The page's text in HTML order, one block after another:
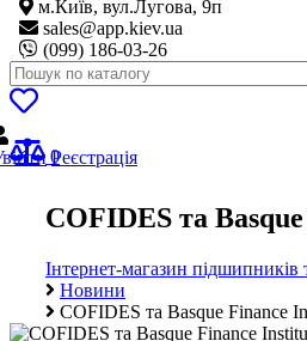
м.Київ, вул.Лугова, 9п
sales@app.kiev.ua
(099) 186-03-26
0
Реєстрація
COFIDES та
Інтернет-магазин підшипників
Новини
COFIDES та Basque Finance